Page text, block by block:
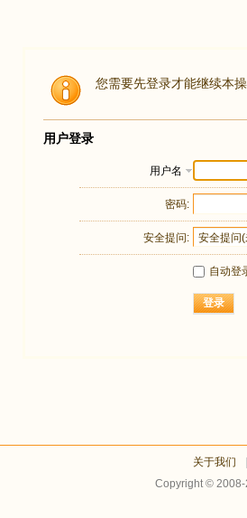
您需要先登录才能继续本
用户登录
用户名
密码:
安全提问:
自动登
登录
关于我们
Copyright ©